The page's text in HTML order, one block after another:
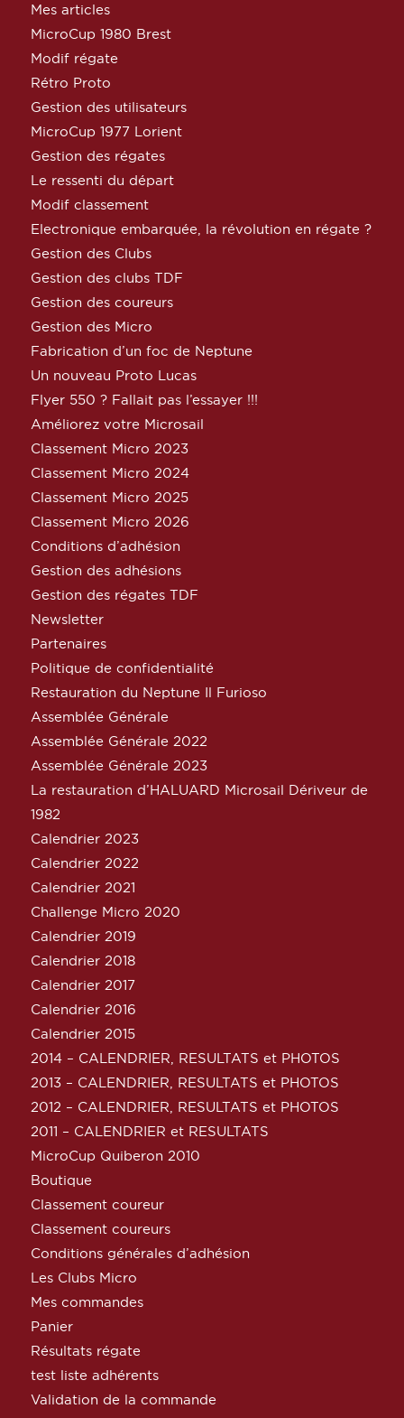
Mes articles
MicroCup 1980 Brest
Modif régate
Rétro Proto
Gestion des utilisateurs
MicroCup 1977 Lorient
Gestion des régates
Le ressenti du départ
Modif classement
Electronique embarquée, la révolution en régate ?
Gestion des Clubs
Gestion des clubs TDF
Gestion des coureurs
Gestion des Micro
Fabrication d’un foc de Neptune
Un nouveau Proto Lucas
Flyer 550 ? Fallait pas l’essayer !!!
Améliorez votre Microsail
Classement Micro 2023
Classement Micro 2024
Classement Micro 2025
Classement Micro 2026
Conditions d’adhésion
Gestion des adhésions
Gestion des régates TDF
Newsletter
Partenaires
Politique de confidentialité
Restauration du Neptune Il Furioso
Assemblée Générale
Assemblée Générale 2022
Assemblée Générale 2023
La restauration d’HALUARD Microsail Dériveur de
1982
Calendrier 2023
Calendrier 2022
Calendrier 2021
Challenge Micro 2020
Calendrier 2019
Calendrier 2018
Calendrier 2017
Calendrier 2016
Calendrier 2015
2014 – CALENDRIER, RESULTATS et PHOTOS
2013 – CALENDRIER, RESULTATS et PHOTOS
2012 – CALENDRIER, RESULTATS et PHOTOS
2011 – CALENDRIER et RESULTATS
MicroCup Quiberon 2010
Boutique
Classement coureur
Classement coureurs
Conditions générales d’adhésion
Les Clubs Micro
Mes commandes
Panier
Résultats régate
test liste adhérents
Validation de la commande